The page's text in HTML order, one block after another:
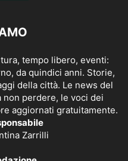
tempo libero, eventi:
da quindici anni. Storie,
della città. Le news del
perdere, le voci dei
aggiornati gratuitamente.
Zarrilli